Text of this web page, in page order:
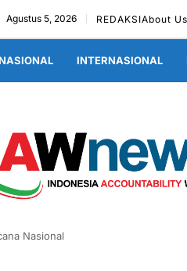
Agustus 5, 2026 REDAKSIAbout Us
INTERNASIONAL
Nasional